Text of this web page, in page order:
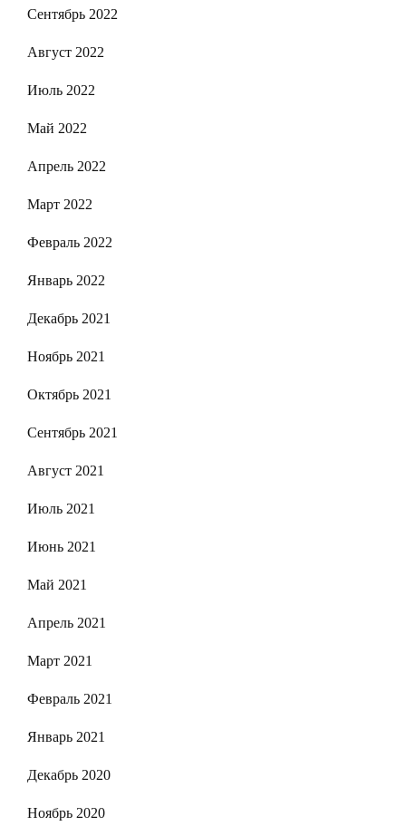
Сентябрь 2022
Август 2022
Июль 2022
Май 2022
Апрель 2022
Март 2022
Февраль 2022
Январь 2022
Декабрь 2021
Ноябрь 2021
Октябрь 2021
Сентябрь 2021
Август 2021
Июль 2021
Июнь 2021
Май 2021
Апрель 2021
Март 2021
Февраль 2021
Январь 2021
Декабрь 2020
Ноябрь 2020